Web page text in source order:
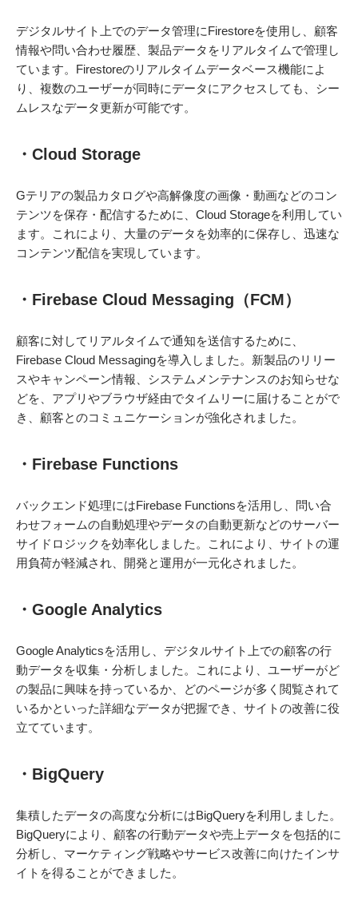
デジタルサイト上でのデータ管理にFirestoreを使用し、顧客
情報や問い合わせ履歴、製品データをリアルタイムで管理し
ています。Firestoreのリアルタイムデータベース機能によ
り、複数のユーザーが同時にデータにアクセスしても、シー
ムレスなデータ更新が可能です。
・Cloud Storage
Gテリアの製品カタログや高解像度の画像・動画などのコン
テンツを保存・配信するために、Cloud Storageを利用してい
ます。これにより、大量のデータを効率的に保存し、迅速な
コンテンツ配信を実現しています。
・Firebase Cloud Messaging（FCM）
顧客に対してリアルタイムで通知を送信するために、
Firebase Cloud Messagingを導入しました。新製品のリリー
スやキャンペーン情報、システムメンテナンスのお知らせな
どを、アプリやブラウザ経由でタイムリーに届けることがで
き、顧客とのコミュニケーションが強化されました。
・Firebase Functions
バックエンド処理にはFirebase Functionsを活用し、問い合
わせフォームの自動処理やデータの自動更新などのサーバー
サイドロジックを効率化しました。これにより、サイトの運
用負荷が軽減され、開発と運用が一元化されました。
・Google Analytics
Google Analyticsを活用し、デジタルサイト上での顧客の行
動データを収集・分析しました。これにより、ユーザーがど
の製品に興味を持っているか、どのページが多く閲覧されて
いるかといった詳細なデータが把握でき、サイトの改善に役
立てています。
・BigQuery
集積したデータの高度な分析にはBigQueryを利用しました。
BigQueryにより、顧客の行動データや売上データを包括的に
分析し、マーケティング戦略やサービス改善に向けたインサ
イトを得ることができました。